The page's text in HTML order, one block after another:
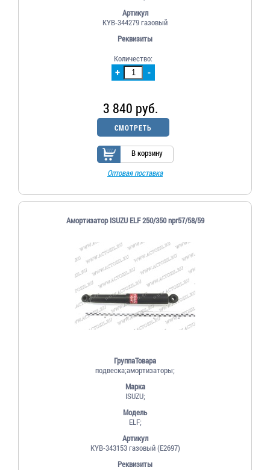
Артикул
KYB-344279 газовый
Реквизиты
+ -
Количество:
3 840 руб.
СМОТРЕТЬ
В корзину
Оптовая поставка
Амортизатор ISUZU ELF 250/350 npr57/58/59
ГруппаТовара
подвеска;амортизаторы;
Марка
ISUZU;
Модель
ELF;
Артикул
KYB-343153 газовый (E2697)
Реквизиты